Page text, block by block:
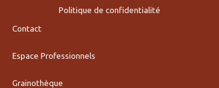
Politique de confidentialité
Contact
Espace Professionnels
Grainothèque